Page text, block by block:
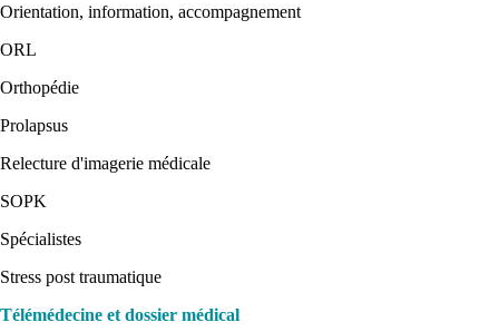
Orientation, information, accompagnement
ORL
Orthopédie
Prolapsus
Relecture d'imagerie médicale
SOPK
Spécialistes
Stress post traumatique
Télémédecine et dossier médical